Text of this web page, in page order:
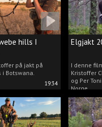
19:34
hills I
på jakt på
Botswana.
Elgjakt
I denne
Kristoffer
og Per
Norge.